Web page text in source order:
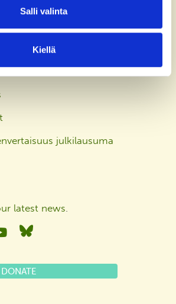
Salli valinta
Kiellä
julkilausuma
latest news
YouTubeBluesky
DONATE